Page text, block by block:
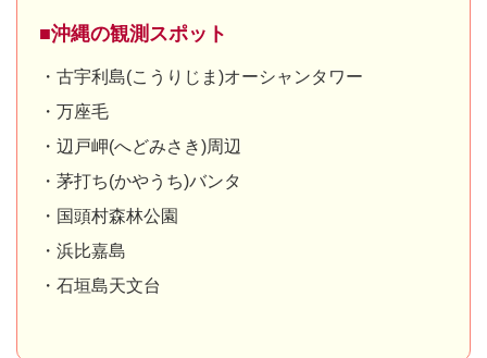
■沖縄の観測スポット
・古宇利島(こうりじま)オーシャンタワー
・万座毛
・辺戸岬(へどみさき)周辺
・茅打ち(かやうち)バンタ
・国頭村森林公園
・浜比嘉島
・石垣島天文台